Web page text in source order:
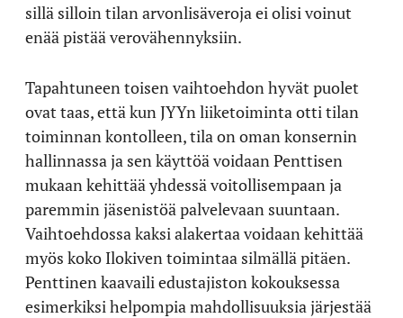
sillä silloin tilan arvonlisäveroja ei olisi voinut
enää pistää verovähennyksiin.
Tapahtuneen toisen vaihtoehdon hyvät puolet
ovat taas, että kun JYYn liiketoiminta otti tilan
toiminnan kontolleen, tila on oman konsernin
hallinnassa ja sen käyttöä voidaan Penttisen
mukaan kehittää yhdessä voitollisempaan ja
paremmin jäsenistöä palvelevaan suuntaan.
Vaihtoehdossa kaksi alakertaa voidaan kehittää
myös koko Ilokiven toimintaa silmällä pitäen.
Penttinen kaavaili edustajiston kokouksessa
esimerkiksi helpompia mahdollisuuksia järjestää